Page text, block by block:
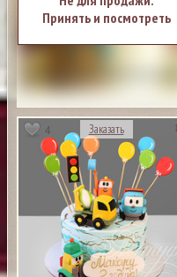
Принять и посмотреть
4 Заказать